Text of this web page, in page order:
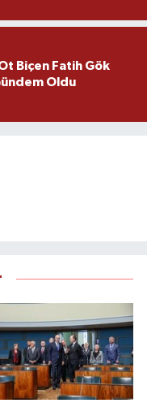
Biçen Fatih Gök
Oldu